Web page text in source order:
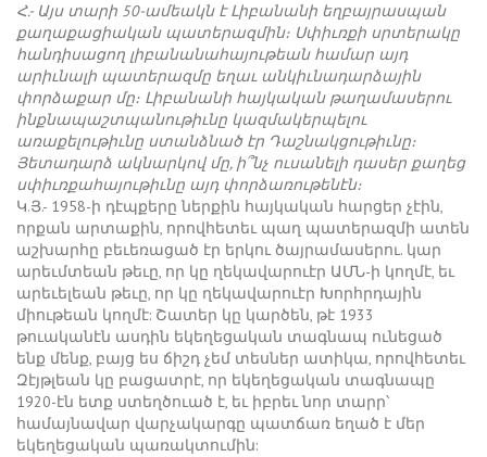
Հ.- Այս տարի 50-ամեակն է Լիբանանի եղբայրասպան
քաղաքացիական պատերազմին։ Սփիւռքի սրտերակը
հանդիսացող լիբանանահայութեան համար այդ
արիւնալի պատերազմը եղաւ անկիւնադարձային
փորձաքար մը։ Լիբանանի հայկական թաղամասերու
ինքնապաշտպանութիւնը կազմակերպելու
առաքելութիւնը ստանձնած էր Դաշնակցութիւնը։
Յետադարձ ակնարկով մը, ի՞նչ ուսանելի դասեր քաղեց
սփիւռքահայութիւնը այդ փորձառութենէն։
Կ.Յ.- 1958-ի դէպքերը ներքին հայկական հարցեր չէին,
որքան արտաքին, որովհետեւ պաղ պատերազմի ատեն
աշխարհը բեւեռացած էր երկու ծայրամասերու. կար
արեւմտեան թեւը, որ կը ղեկավարուէր ԱՄՆ-ի կողմէ, եւ
արեւելեան թեւը, որ կը ղեկավարուէր Խորհրդային
միութեան կողմէ: Շատեր կը կարծեն, թէ 1933
թուականէն ասդին եկեղեցական տագնապ ունեցած
ենք մենք, բայց ես ճիշդ չեմ տեսներ ատիկա, որովհետեւ
Զէյթլեան կը բացատրէ, որ եկեղեցական տագնապը
1920-էն ետք ստեղծուած է, եւ իբրեւ նոր տարր՝
համայնավար վարչակարգը պատճառ եղած է մեր
եկեղեցական պառակտումին: